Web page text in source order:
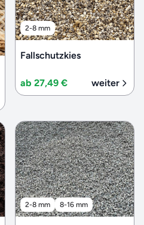
2-8 mm
Fallschutzkies
ab 27,49 € weiter
2-8 mm 8-16 mm